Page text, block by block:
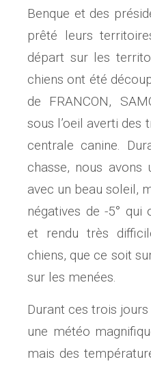
Benque et des
prêté leurs
départ sur les
chiens ont été
de FRANCON,
sous l’oeil averti des
centrale canine.
chasse, nous avons
avec un beau soleil,
négatives de -5°
et rendu très
chiens, que ce soit
sur les menées.
Durant ces trois
une météo
mais des